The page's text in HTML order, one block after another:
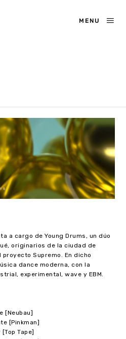
MENU
a cargo de Young Drums, un dúo
originarios de la ciudad de
Supremo. En dicho
dance moderna, con la
experimental, wave y EBM.
[Neubau]
[Pinkman]
Tape]